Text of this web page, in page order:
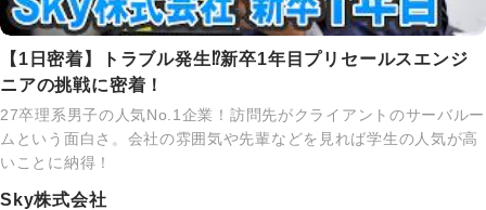
【1日密着】トラブル発生⁉新卒1年目プリセールスエンジ
ニアの挑戦に密着！
27卒理系男子の人気No.1企業！訪問先がクライアントのサーバルー
ムという面白さ。会社の雰囲気や先輩などを見れば学生の人気が高
いことに納得！
Sky株式会社